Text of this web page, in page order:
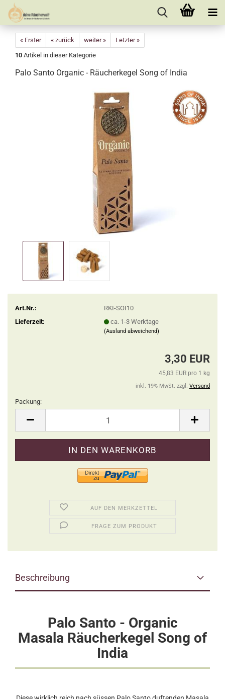
« Erster « zurück weiter »
Letzter »
10 Artikel in dieser Kategorie
Palo Santo Organic - Räucherkegel Song of India
Art.Nr.:
RKI-SOI10
Lieferzeit:
ca. 1-3 Werktage
(Ausland abweichend)
3,30 EUR
45,83 EUR pro 1 kg
inkl. 19% MwSt. zzgl. Versand
Packung:
AUF DEN MERKZETTEL
FRAGE ZUM PRODUKT
Beschreibung
Palo Santo - Organic
Masala Räucherkegel Song of
India